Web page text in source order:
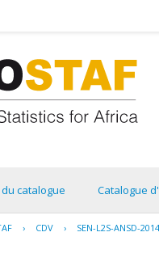
catalogue Catalogue
› CDV › SEN-L2S-ANSD-2014